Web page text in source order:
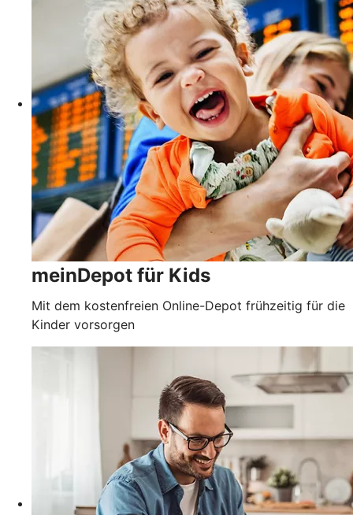
meinDepot für Kids
Mit dem kostenfreien Online-Depot frühzeitig für die
Kinder vorsorgen